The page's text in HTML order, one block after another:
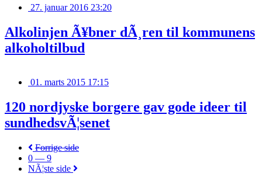
27. januar 2016 23:20
Alkolinjen Ã¥bner dÃ¸ren til kommunens
alkoholtilbud
01. marts 2015 17:15
120 nordjyske borgere gav gode ideer til
sundhedsvÃ¦senet
Forrige side
0 — 9
NÃ¦ste side